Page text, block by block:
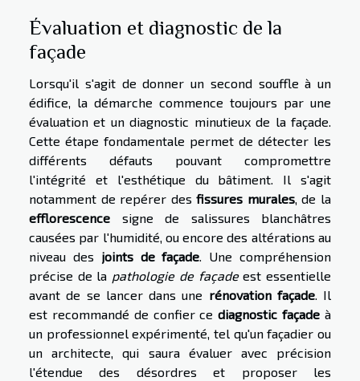
Évaluation et diagnostic de la
façade
Lorsqu'il s'agit de donner un second souffle à un
édifice, la démarche commence toujours par une
évaluation et un diagnostic minutieux de la façade.
Cette étape fondamentale permet de détecter les
différents défauts pouvant compromettre
l'intégrité et l'esthétique du bâtiment. Il s'agit
notamment de repérer desfissures murales, de la
efflorescence signe de salissures blanchâtres
causées par l'humidité, ou encore des altérations au
niveau des joints de façade. Une compréhension
précise de la pathologie de façadeest essentielle
avant de se lancer dans une rénovation façade. Il
est recommandé de confier cediagnostic façade à
un professionnel expérimenté, tel qu'un façadier ou
un architecte, qui saura évaluer avec précision
l'étendue des désordres et proposer les